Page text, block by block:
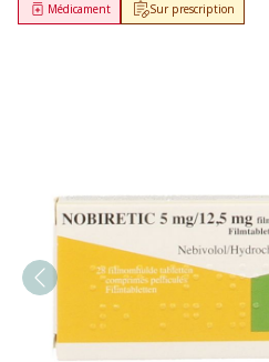
Sur prescription
Médicament